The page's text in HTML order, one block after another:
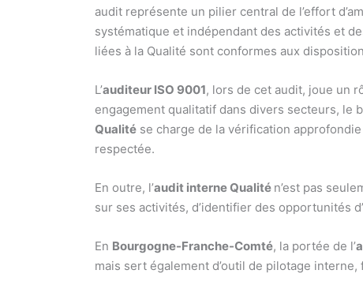
audit représente un pilier central de l’effort
systématique et indépendant des activités et
liées à la Qualité sont conformes aux
L’auditeur ISO 9001, lors de cet audit, joue un
engagement qualitatif dans divers secteurs, le
Qualité se charge de la vérification
respectée.
En outre, l’audit interne Qualité n’est pas
sur ses activités, d’identifier des opportunités
En Bourgogne-Franche-Comté, la portée de l’
mais sert également d’outil de pilotage